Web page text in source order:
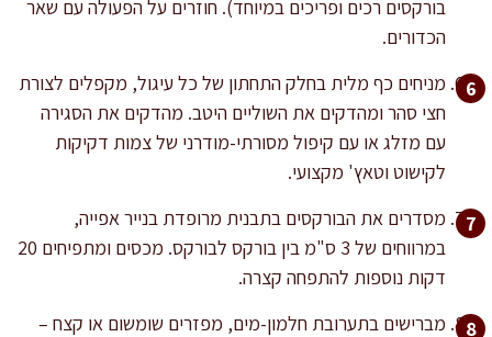
בורקסים רכים ופריכים במיוחד). חוזרים על הפעולה עם שאר
הכדורים.
מניחים כף מלית בחלק התחתון של כל עיגול, מקפלים לצורת
חצי סהר ומהדקים את השוליים היטב. מהדקים את הסגירה
עם מזלג או עם קיפול מסורתי-מודרני של צמות דקיקות
לקישוט וטאץ' מקצועי.
מסדרים את הבורקסים בתבנית מרופדת בנייר אפייה,
במרווחים של 3 ס"מ בין בורקס לבורקס. מכסים ומתפיחים 20
דקות נוספות להתפחה קצרה.
מברישים בתערובת חלמון-מים, מפזרים שומשום או קצח –